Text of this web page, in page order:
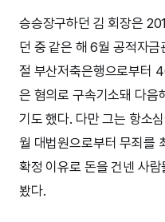
승승장구하던 김 회장은
던 중 같은 해 6월 공적자금
절 부산저축은행으로부터
은 혐의로 구속기소돼 다음
기도 했다. 다만 그는 항소
월 대법원으로부터 무죄를
확정 이유로 돈을 건넨 사
봤다.